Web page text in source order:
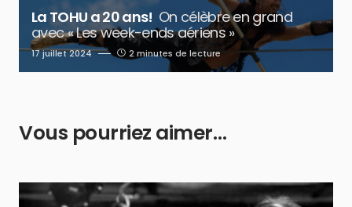
La TOHU a 20 ans! On célèbre en grand
avec « Les week-ends aériens »
17 juillet 2024 2 minutes de lecture
Vous pourriez aimer…